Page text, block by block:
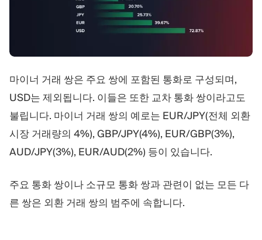
마이너 거래 쌍은 주요 쌍에 포함된 통화로 구성되며,
USD는 제외됩니다. 이들은 또한 교차 통화 쌍이라고도
불립니다. 마이너 거래 쌍의 예로는 EUR/JPY(전체 외환
시장 거래량의 4%), GBP/JPY(4%), EUR/GBP(3%),
AUD/JPY(3%), EUR/AUD(2%) 등이 있습니다.
주요 통화 쌍이나 소규모 통화 쌍과 관련이 없는 모든 다
른 쌍은 외환 거래 쌍의 범주에 속합니다.